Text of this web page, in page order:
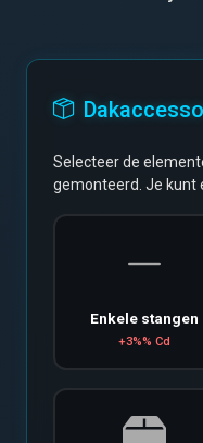
Selecteer de
gemonteerd. Je kunt
Enkele stangen
+3%% Cd